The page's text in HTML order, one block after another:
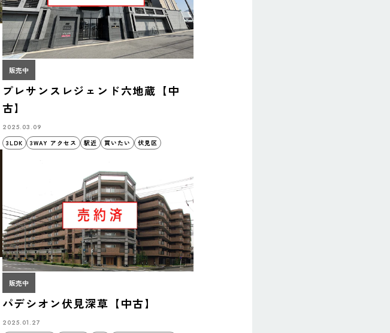
販売中
プレサンスレジェンド六地蔵【中
古】
2025.03.09
3LDK
3WAY アクセス 駅近 買いたい 伏見区
販売中
パデシオン伏見深草【中古】
2025.01.27